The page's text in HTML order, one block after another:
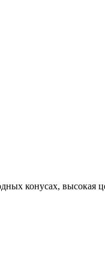
конусах, высокая